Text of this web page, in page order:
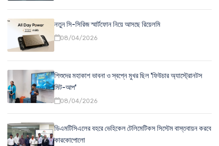
নতুন সি-সিরিজ স্মার্টফোন নিয়ে আসছে রিয়েলমি
08/04/2026
শিশুদের মহাকাশ ভাবনা ও স্বপ্নে মুখর ছিল 'ফিউচার অ্যাস্ট্রোনটস
মিট-আপ'
08/04/2026
ডিএমটিসিএলের বহরে ভেহিকেল টেলিমেটিকস সিস্টেম বাস্তবায়ন করবে
কারকোপোলো